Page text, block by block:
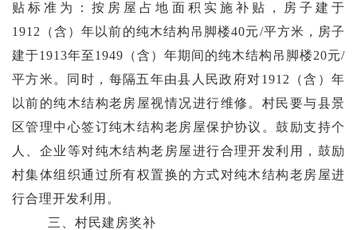
贴标准 为
：按房屋占地面积实施补贴，房子建于
1912 （含）年以前的纯木结构吊脚楼40元/平方米，房子
建于191 3年至1949 （含） 年期间 的纯木结构吊脚楼20元/
平方米。同时，每隔五年由县人民政府对1912 （含）年
以前的纯木结构老房屋视情况进行维修。村民要与县景
区管理中心签订纯木结构老房屋保护协议 。鼓励支持个
人、企业等对纯木结构老房屋进行合理开发利用
，鼓励
村集体组织通过所有权置换的方式对纯木结构老房屋进
行合理开发利用 。
三
村民建房奖补